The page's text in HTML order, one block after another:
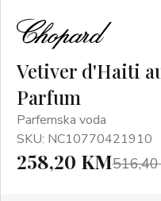
Vetiver d'Haiti
Parfum
Parfemska voda
SKU: NC10770421910
258,20 KM